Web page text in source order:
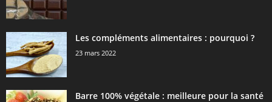
Les compléments alimentaires : pourquoi ?
23 mars 2022
Barre 100% végétale : meilleure pour la santé